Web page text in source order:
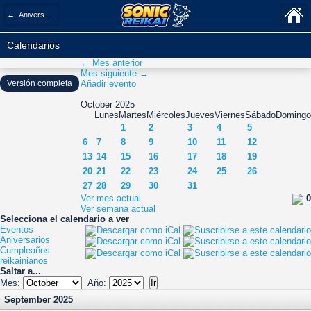
← Aniversarios
Calendarios
← Mes anterior
Mes siguiente →
Añadir evento
October 2025
Lunes Martes MiércolesJuevesViernesSábadoDomingo
1
2 3 4
5
6
7 8 9 10 11
12
13 14 15 16 17 18
19
20 21 22 23 24 25
26
27 28 29 30
31
0
Ver mes actual
Ver semana actual
Selecciona el calendario a ver
Eventos
Aniversarios
Cumpleaños
reikainianos
Saltar a...
Mes:
Año:
September 2025
Versión completa